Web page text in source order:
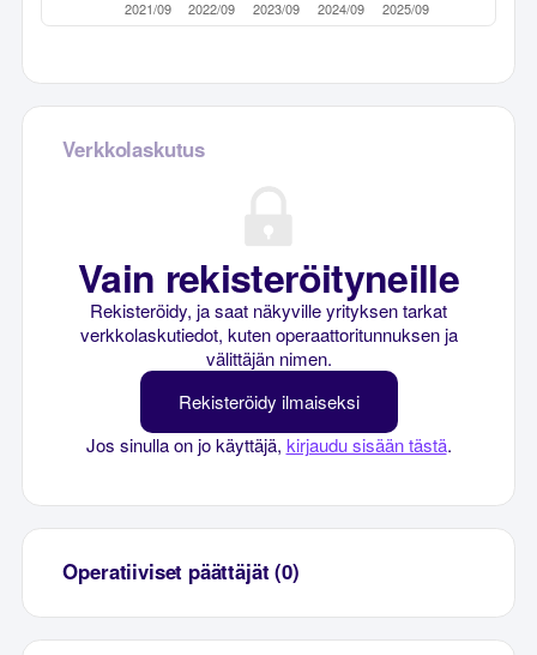
Verkkolaskutus
Vain rekisteröityneille
Rekisteröidy, ja saat näkyville yrityksen tarkat
verkkolaskutiedot, kuten operaattoritunnuksen ja
välittäjän nimen.
Rekisteröidy ilmaiseksi
Jos sinulla on jo käyttäjä, kirjaudu sisään tästä.
Operatiiviset päättäjät (0)